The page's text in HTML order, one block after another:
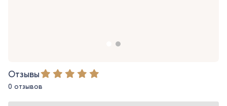
Отзывы
0 отзывов